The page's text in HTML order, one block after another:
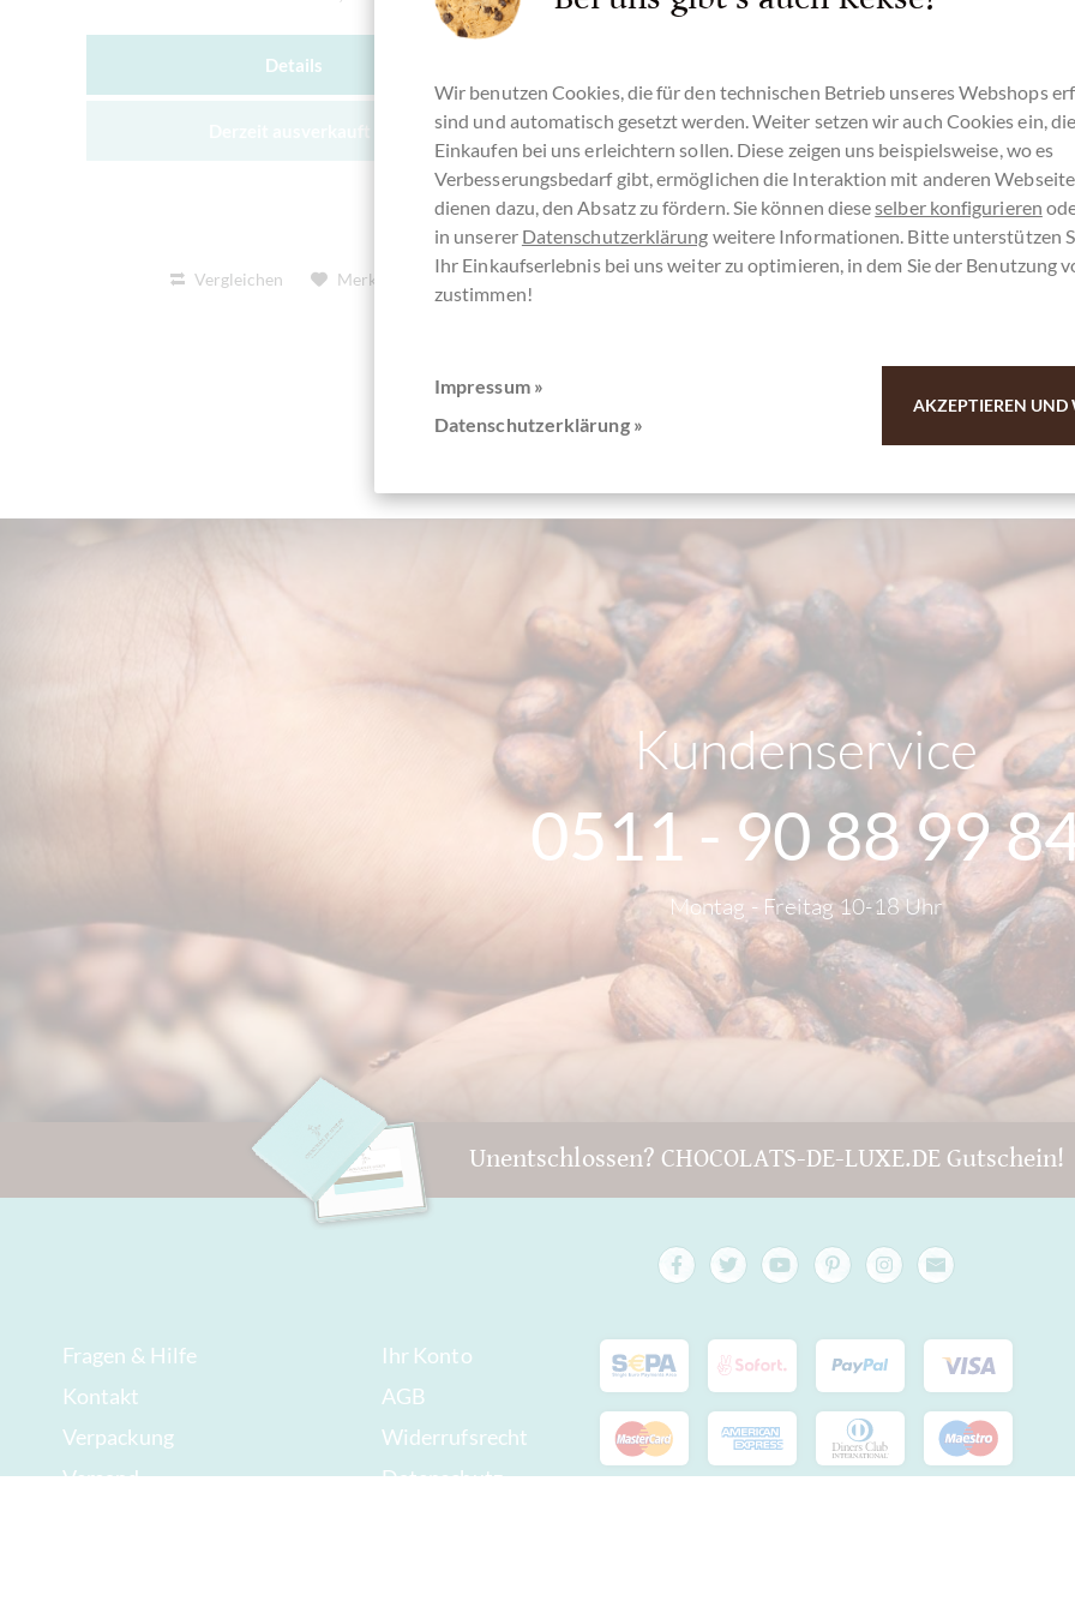
Details
Vergleichen Merken
Derzeit ausverkauft !
Vergleichen Merken
Kundenservice
0511 - 90 88 99
Montag - Freitag 10-18 Uhr
Unentschlossen? CHOCOLATS-DE-LUXE.DE Gutschein!
Fragen & Hilfe
Kontakt
Verpackung
Versand
Ihr Konto
AGB
Widerrufsrecht
Datenschutz
Wir benutzen Cookies, die für den technischen Betrieb unseres Webshops
sind und automatisch gesetzt werden. Weiter setzen wir auch Cookies ein,
Einkaufen bei uns erleichtern sollen. Diese zeigen uns beispielsweise, wo es
Verbesserungsbedarf gibt, ermöglichen die Interaktion mit anderen
dienen dazu, den Absatz zu fördern. Sie können dieseselber konfigurieren
in unserer Datenschutzerklärung weitere Informationen. Bitte unterstützen
Ihr Einkaufserlebnis bei uns weiter zu optimieren, in dem Sie der Benutzung
zustimmen!
Impressum »
Datenschutzerklärung »
AKZEPTIEREN UND